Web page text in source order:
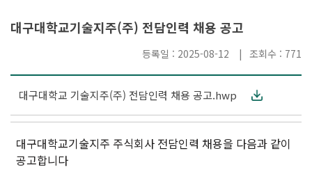
대구대학교기술지주(주) 전담인력 채용 공고
등록일 : 2025-08-12 조회수 : 771
대구대학교 기술지주(주) 전담인력 채용 공고.hwp
대구대학교기술지주 주식회사 전담인력 채용을 다음과 같이
공고합니다